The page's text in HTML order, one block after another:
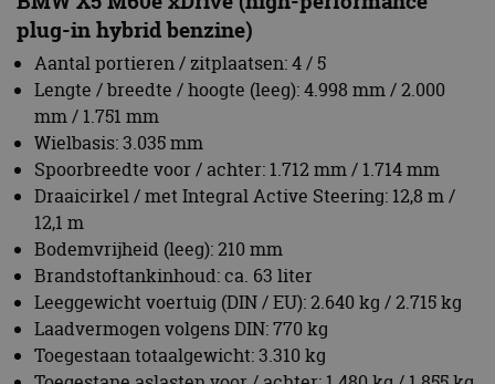
Bodemvrijheid (leeg): 210 mm
Brandstoftankinhoud: ca. 63 liter
Leeggewicht voertuig (DIN / EU): 2.640 kg / 2.715 kg
Laadvermogen volgens DIN: 770 kg
Toegestaan totaalgewicht: 3.310 kg
Toegestane aslasten voor / achter: 1.480 kg / 1.855 kg
Max. toegestane aanhangerlast geremd (12%) /
ongeremd: 3.300 kg / 750 kg
Max. toegestane daklast / kogeldruk: 100 kg / 140 kg
Bagageruimtevolume: 525 – 1.680 liter
Luchtweerstandscoëfficiënt (Cx x A): 0.30 x 2.95
Aandrijfconcept: Full hybrid-aandrijving via BMW
xDrive
Systeemvermogen / systeemkoppel: 450 kW (612 pk)